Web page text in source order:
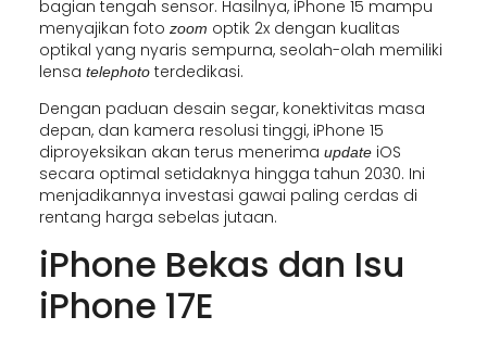
bagian tengah sensor. Hasilnya, iPhone 15 mampu
menyajikan foto zoom optik 2x dengan kualitas
optikal yang nyaris sempurna, seolah-olah memiliki
lensa telephototerdedikasi.
Dengan paduan desain segar, konektivitas masa
depan, dan kamera resolusi tinggi, iPhone 15
diproyeksikan akan terus menerima updateiOS
secara optimal setidaknya hingga tahun 2030. Ini
menjadikannya investasi gawai paling cerdas di
rentang harga sebelas jutaan.
iPhone Bekas dan Isu
iPhone 17E